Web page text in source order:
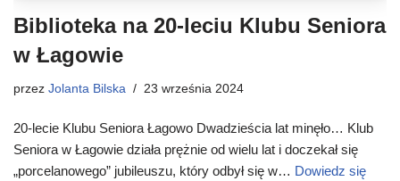
Biblioteka na 20-leciu Klubu Seniora
w Łagowie
przez Jolanta Bilska 23 września 2024
20-lecie Klubu Seniora Łagowo Dwadzieścia lat minęło… Klub
Seniora w Łagowie działa prężnie od wielu lat i doczekał się
„porcelanowego” jubileuszu, który odbył się w… Dowiedz się